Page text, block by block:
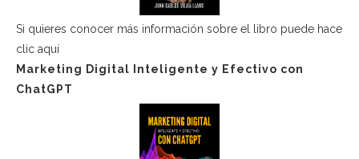
Si quieres conocer más información sobre el libro puede hace
clic aquí
Marketing Digital Inteligente y Efectivo con
ChatGPT